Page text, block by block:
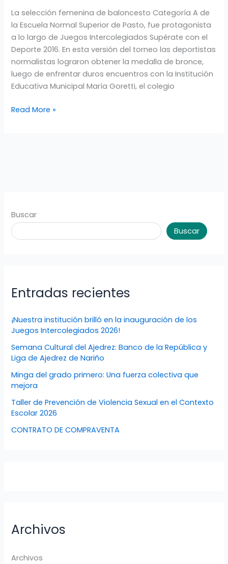
La selección femenina de baloncesto Categoría A de
la Escuela Normal Superior de Pasto, fue protagonista
a lo largo de Juegos Intercolegiados Supérate con el
Deporte 2016. En esta versión del torneo las deportistas
normalistas lograron obtener la medalla de bronce,
luego de enfrentar duros encuentros con la Institución
Educativa Municipal María Goretti, el colegio
EN
JUEGOS
SUPÉRATE
Read More »
Buscar
Buscar
Entradas recientes
¡Nuestra institución brilló en la inauguración de los
Juegos Intercolegiados 2026!
Semana Cultural del Ajedrez: Banco de la República y
Liga de Ajedrez de Nariño
Minga del grado primero: Una fuerza colectiva que
mejora
Taller de Prevención de Violencia Sexual en el Contexto
Escolar 2026
CONTRATO DE COMPRAVENTA
Archivos
Archivos